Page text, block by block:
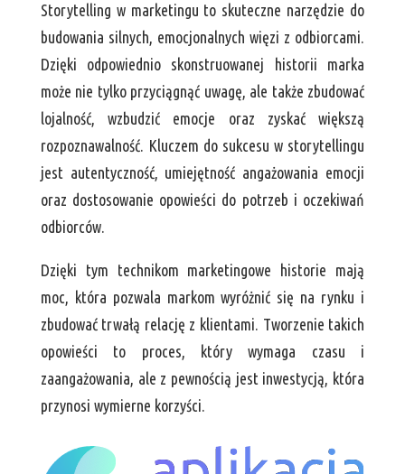
Storytelling w marketingu to skuteczne narzędzie do
budowania silnych, emocjonalnych więzi z odbiorcami.
Dzięki odpowiednio skonstruowanej historii marka
może nie tylko przyciągnąć uwagę, ale także zbudować
lojalność, wzbudzić emocje oraz zyskać większą
rozpoznawalność. Kluczem do sukcesu w storytellingu
jest autentyczność, umiejętność angażowania emocji
oraz dostosowanie opowieści do potrzeb i oczekiwań
odbiorców.
Dzięki tym technikom marketingowe historie mają
moc, która pozwala markom wyróżnić się na rynku i
zbudować trwałą relację z klientami. Tworzenie takich
opowieści to proces, który wymaga czasu i
zaangażowania, ale z pewnością jest inwestycją, która
przynosi wymierne korzyści.